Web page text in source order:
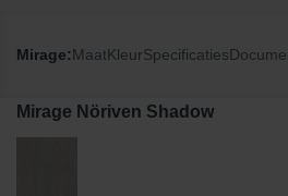
Mirage:MaatKleurSpecificaties
Mirage Nöriven Shadow